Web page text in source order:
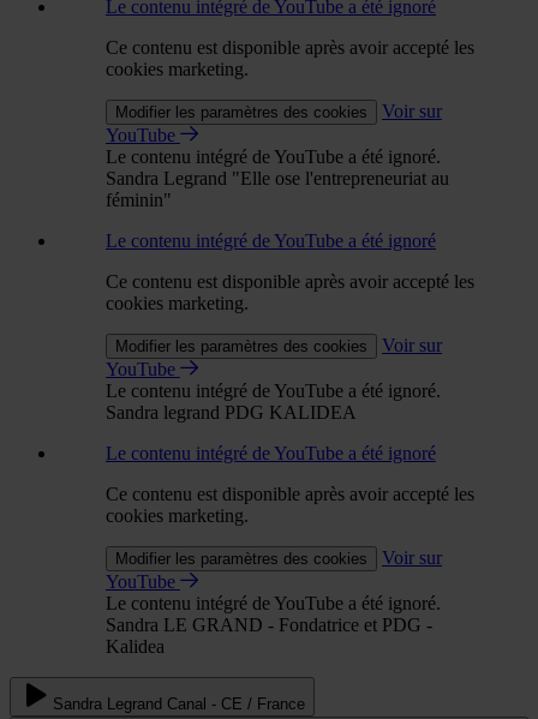
Le contenu intégré de YouTube a été ignoré
Ce contenu est disponible après avoir accepté les
cookies marketing.
Modifier les paramètres des cookies
Voir sur
YouTube
Le contenu intégré de YouTube a été ignoré.
Sandra Legrand "Elle ose l'entrepreneuriat au
féminin"
Le contenu intégré de YouTube a été ignoré
Ce contenu est disponible après avoir accepté les
cookies marketing.
Modifier les paramètres des cookies
Voir sur
YouTube
Le contenu intégré de YouTube a été ignoré.
Sandra legrand PDG KALIDEA
Le contenu intégré de YouTube a été ignoré
Ce contenu est disponible après avoir accepté les
cookies marketing.
Modifier les paramètres des cookies
Voir sur
YouTube
Le contenu intégré de YouTube a été ignoré.
Sandra LE GRAND - Fondatrice et PDG -
Kalidea
Sandra Legrand Canal - CE / France